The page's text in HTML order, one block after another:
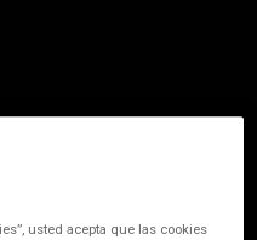
usted acepta que las cookies